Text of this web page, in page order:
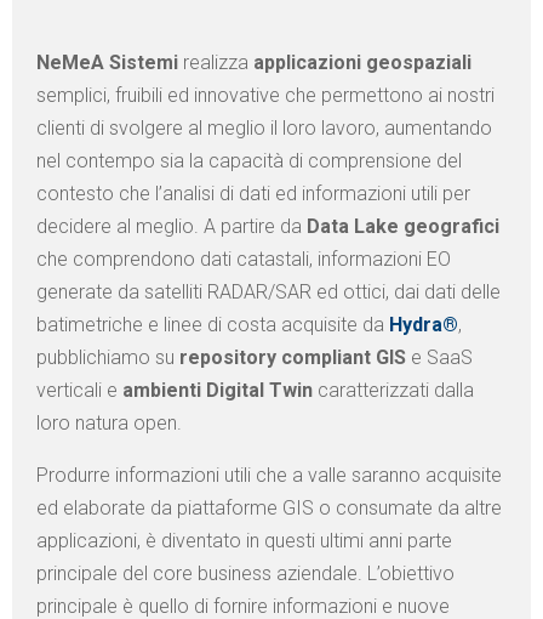
NeMeA Sistemi realizza applicazioni geospaziali
semplici, fruibili ed innovative che permettono ai nostri
clienti di svolgere al meglio il loro lavoro, aumentando
nel contempo sia la capacità di comprensione del
contesto che l’analisi di dati ed informazioni utili per
decidere al meglio. A partire da Data Lake geografici
che comprendono dati catastali, informazioni EO
generate da satelliti RADAR/SAR ed ottici, dai dati delle
batimetriche e linee di costa acquisite da Hydra®,
pubblichiamo su repository compliant GIS e SaaS
verticali e ambienti Digital Twin caratterizzati dalla
loro natura open.
Produrre informazioni utili che a valle saranno acquisite
ed elaborate da piattaforme GIS o consumate da altre
applicazioni, è diventato in questi ultimi anni parte
principale del core business aziendale. L’obiettivo
principale è quello di fornire informazioni e nuove